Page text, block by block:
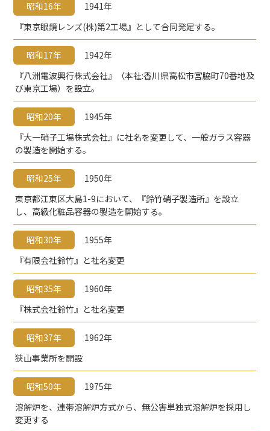
昭和16年
1941年
『東京眼鏡レンズ(株)第2工場』として合同発足する。
昭和17年
1942年
『八洲電波興行株式会社』（本社:香川県高松市宮脇町70番地及
び東京工場）を設立。
昭和20年
1945年
『大一硝子工場株式会社』に社名を変更して、一般ガラス容器
の製造を開始する。
昭和25年
1950年
東京都江東区大島1-9において、『鈴竹硝子製造所』を設立
し、高級化粧品容器の製造を開始する。
昭和30年
1955年
『有限会社鈴竹』と社名変更
昭和35年
1960年
『株式会社鈴竹』と社名変更
昭和37年
1962年
狭山事業所を開設
昭和50年
1975年
溶解炉を、連帯溶解炉方式から、無公害単独式溶解炉を採用し
変更する